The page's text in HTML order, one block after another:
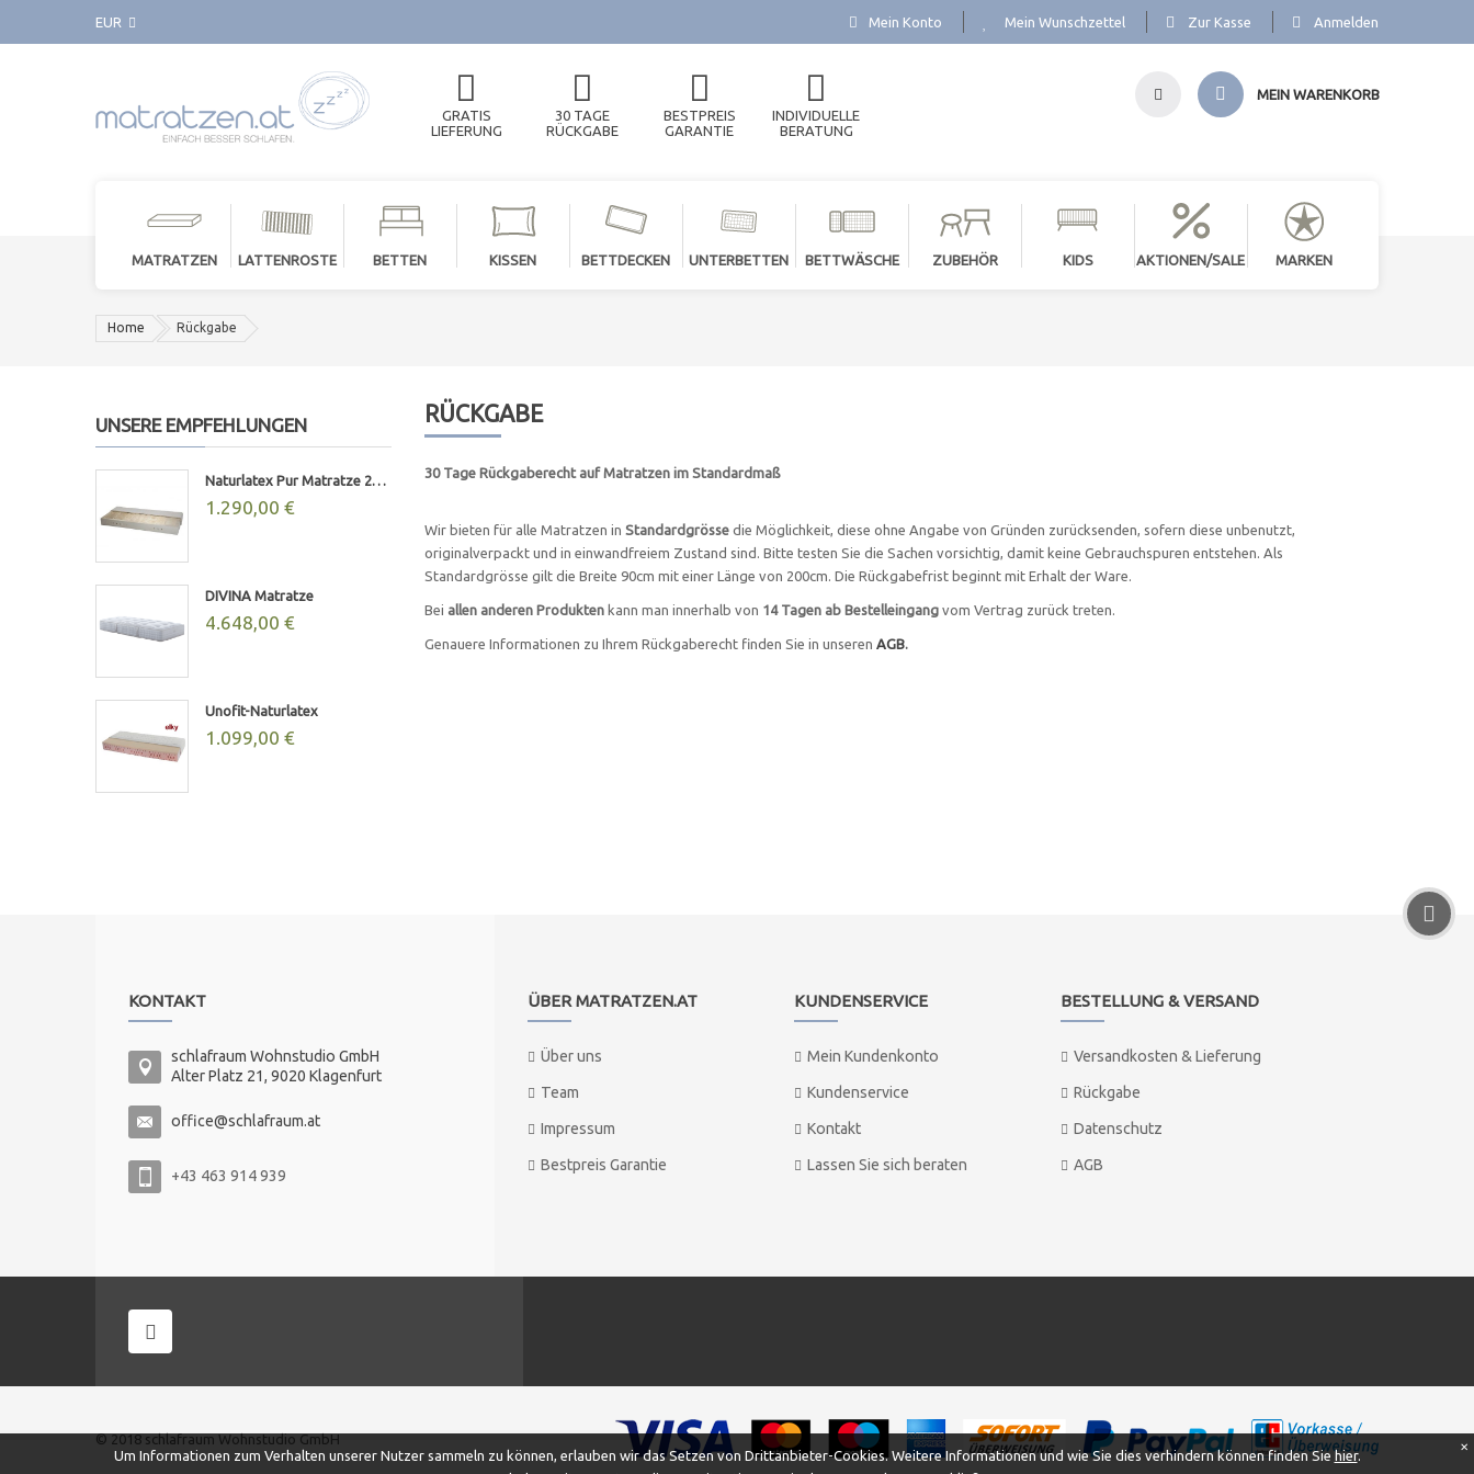
EUR Mein Konto Mein Wunschzettel Zur Kasse Anmelden
GRATIS
LIEFERUNG
30 TAGE
RÜCKGABE
BESTPREIS
GARANTIE
INDIVIDUELLE
BERATUNG
MEIN WARENKORB
MATRATZEN LATTENROSTE BETTEN KISSEN BETTDECKEN UNTERBETTEN BETTWÄSCHE ZUBEHÖR KIDS AKTIONEN/SALE MARKEN
Home Rückgabe
RÜCKGABE
30 Tage Rückgaberecht auf Matratzen im Standardmaß
Wir bieten für alle Matratzen in Standardgrösse die Möglichkeit, diese ohne Angabe von Gründen zurücksenden, sofern diese unbenutzt,
originalverpackt und in einwandfreiem Zustand sind. Bitte testen Sie die Sachen vorsichtig, damit keine Gebrauchspuren entstehen. Als
Standardgrösse gilt die Breite 90cm mit einer Länge von 200cm. Die Rückgabefrist beginnt mit Erhalt der Ware.
Bei allen anderen Produkten kann man innerhalb von 14 Tagen ab Bestelleingang vom Vertrag zurück treten.
Genauere Informationen zu Ihrem Rückgaberecht finden Sie in unseren AGB.
UNSERE EMPFEHLUNGEN
Naturlatex Pur Matratze 20cm
1.290,00 €
DIVINA Matratze
4.648,00 €
Unofit-Naturlatex
1.099,00 €
KONTAKT
schlafraum Wohnstudio GmbH
Alter Platz 21, 9020 Klagenfurt
office@schlafraum.at
+43 463 914 939
ÜBER MATRATZEN.AT
Über uns
Team
Impressum
Bestpreis Garantie
KUNDENSERVICE
Mein Kundenkonto
Kundenservice
Kontakt
Lassen Sie sich beraten
BESTELLUNG & VERSAND
Versandkosten & Lieferung
Rückgabe
Datenschutz
AGB
© 2018 schlafraum Wohnstudio GmbH
✕
Um Informationen zum Verhalten unserer Nutzer sammeln zu können, erlauben wir das Setzen von Drittanbieter-Cookies. Weitere Informationen und wie Sie dies verhindern können finden Siehier.